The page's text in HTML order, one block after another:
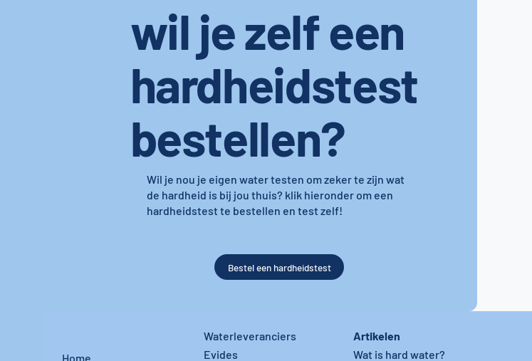
wil je zelf een
hardheidstest
bestellen?
Wil je nou je eigen water testen om zeker te zijn wat
de hardheid is bij jou thuis? klik hieronder om een
hardheidstest te bestellen en test zelf!
Bestel een hardheidstest
Home
Waterleveranciers
Evides
Artikelen
Wat is hard water?